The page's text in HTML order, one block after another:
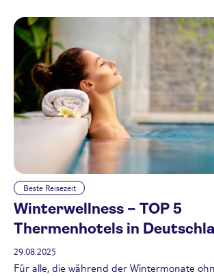
Beste Reisezeit
Winterwellness – TOP 5
Thermenhotels in
29.08.2025
Für alle, die während der Wintermonate